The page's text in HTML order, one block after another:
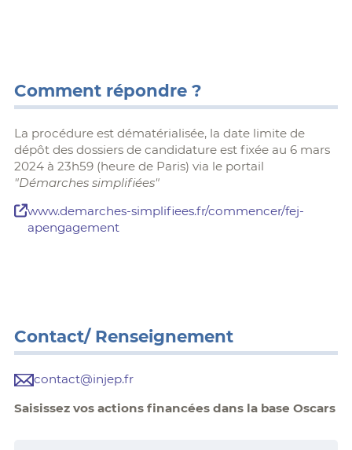
Comment répondre ?
La procédure est dématérialisée, la date limite de
dépôt des dossiers de candidature est fixée au 6 mars
2024 à 23h59 (heure de Paris) via le portail
"Démarches simplifiées"
www.demarches-simplifiees.fr/commencer/fej-
apengagement
Contact/ Renseignement
contact@injep.fr
Saisissez vos actions financées dans la base Oscars